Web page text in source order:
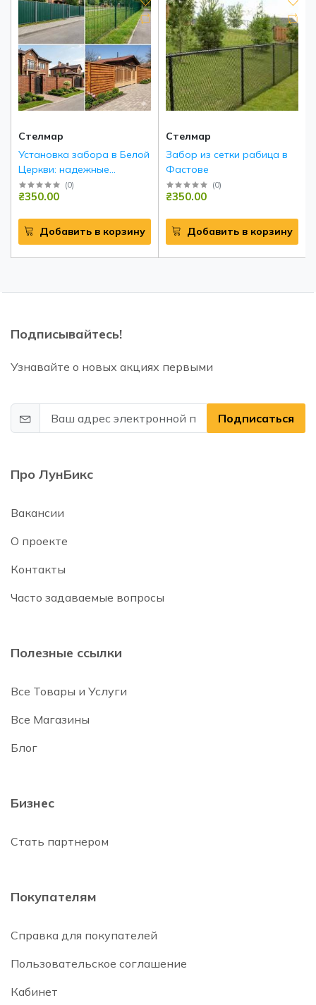
Стелмар
Установка забора в Белой
Церкви: надежные
инженерные решения под
ключ
(0)
₴350.00
Добавить в корзину
Стелмар
Забор из сетки рабица в
Фастове
(0)
₴350.00
Добавить в корзину
Подписывайтесь!
Узнавайте о новых акциях первыми
Подписаться
Про ЛунБикс
Вакансии
О проекте
Контакты
Часто задаваемые вопросы
Полезные ссылки
Все Товары и Услуги
Все Магазины
Блог
Бизнес
Стать партнером
Покупателям
Справка для покупателей
Пользовательское соглашение
Кабинет